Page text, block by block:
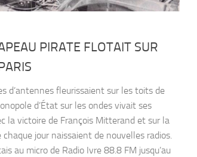
PIRATE FLOTAIT SUR
d’antennes fleurissaient sur les toits de
d’État sur les ondes vivait ses
la victoire de François Mitterand et sur la
chaque jour naissaient de nouvelles radios.
au micro de Radio Ivre 88.8 FM jusqu’au